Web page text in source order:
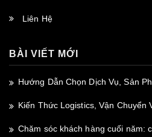
Liên Hệ
BÀI VIẾT MỚI
Hướng Dẫn Chọn Dịch Vụ, Sản
Kiến Thức Logistics, Vận Chuyển
Chăm sóc khách hàng cuối năm: